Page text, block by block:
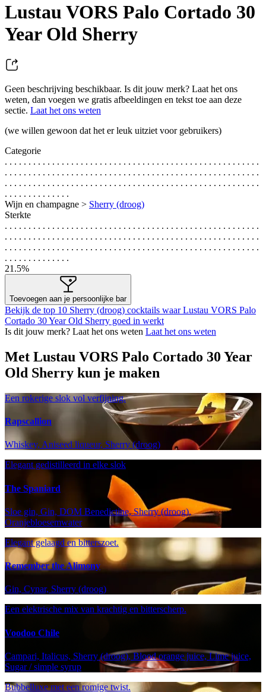
Lustau VORS Palo Cortado 30
Year Old Sherry
Geen beschrijving beschikbaar. Is dit jouw merk? Laat het ons
weten, dan voegen we gratis afbeeldingen en tekst toe aan deze
sectie. Laat het ons weten
(we willen gewoon dat het er leuk uitziet voor gebruikers)
Categorie
. . . . . . . . . . . . . . . . . . . . . . . . . . . . . . . . . . . . . . . . . . . . . . . . . . . . . .
. . . . . . . . . . . . . . . . . . . . . . . . . . . . . . . . . . . . . . . . . . . . . . . . . . . . . .
. . . . . . . . . . . . . . . . . . . . . . . . . . . . . . . . . . . . . . . . . . . . . . . . . . . . . .
. . . . . . . . . . . . . .
Wijn en champagne > Sherry (droog)
Sterkte
. . . . . . . . . . . . . . . . . . . . . . . . . . . . . . . . . . . . . . . . . . . . . . . . . . . . . .
. . . . . . . . . . . . . . . . . . . . . . . . . . . . . . . . . . . . . . . . . . . . . . . . . . . . . .
. . . . . . . . . . . . . . . . . . . . . . . . . . . . . . . . . . . . . . . . . . . . . . . . . . . . . .
. . . . . . . . . . . . . .
21.5%
Toevoegen aan je persoonlijke bar
Bekijk de top 10 Sherry (droog) cocktails waar Lustau VORS Palo
Cortado 30 Year Old Sherry goed in werkt
Is dit jouw merk? Laat het ons weten Laat het ons weten
Met Lustau VORS Palo Cortado 30 Year
Old Sherry kun je maken
Een rokerige slok vol verfijning.
Rapscallion
Whiskey, Aniseed liqueur, Sherry (droog)
Elegant gedistilleerd in elke slok
The Spaniard
Sloe gin, Gin, DOM Benedictine, Sherry (droog),
Oranjebloesemwater
Elegant gelaagd en bitterszoet.
Remember the Alimony
Gin, Cynar, Sherry (droog)
Een elektrische mix van krachtig en bitterscherp.
Voodoo Chile
Campari, Italicus, Sherry (droog), Blood orange juice, Lime juice,
Sugar / simple syrup
Bubbelluxe met een romige twist.